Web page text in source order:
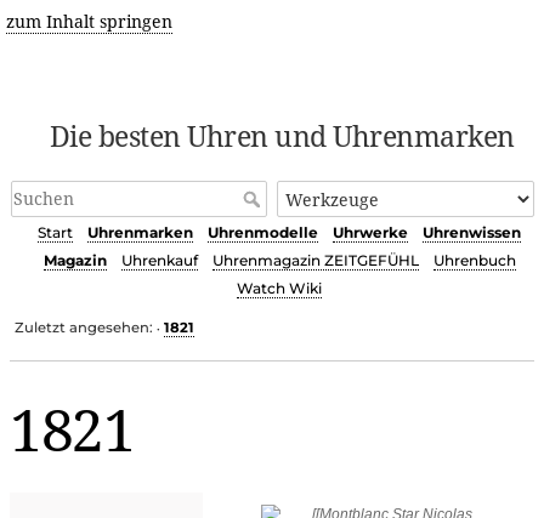
zum Inhalt springen
Die besten Uhren und Uhrenmarken
Start Uhrenmarken Uhrenmodelle Uhrwerke
Uhrenwissen
Magazin
Uhrenkauf Uhrenmagazin ZEITGEFÜHL
Uhrenbuch
Watch Wiki
Zuletzt angesehen: • 1821
1821